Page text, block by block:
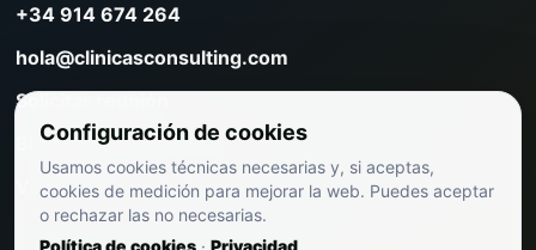
+34 914 674 264
hola@clinicasconsulting.com
Solicitar reunión
Blog de marketing clínico
Ver precios
Configuración de cookies
Usamos cookies técnicas necesarias y, si aceptas,
cookies de medición para mejorar la web. Puedes aceptar
o rechazar las no necesarias.
Política de cookies · Privacidad